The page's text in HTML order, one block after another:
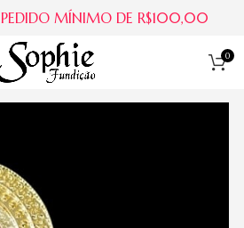
0
PEDIDO MÍNIMO DE R$100,00